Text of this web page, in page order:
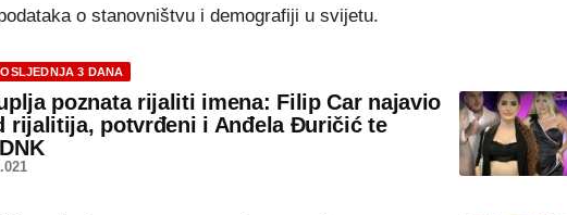
o stanovništvu i demografiji u svijetu.
3 DANA
poznata rijaliti imena: Filip Car najavio
rijalitija, potvrđeni i Anđela Đuričić te